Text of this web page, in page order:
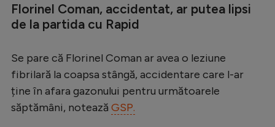
Starurile fotbalului
EURO 2024
Stranieri
Clasamente
Florinel Coman, accidentat, ar putea lipsi
de la partida cu Rapid
Se pare că Florinel Coman ar avea o leziune
fibrilară la coapsa stângă, accidentare care l-ar
ține în afara gazonului pentru următoarele
săptămâni, notează GSP.